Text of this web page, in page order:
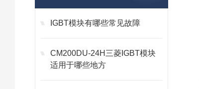
IGBT模块有哪些常见故障
CM200DU-24H三菱IGBT模块
适用于哪些地方